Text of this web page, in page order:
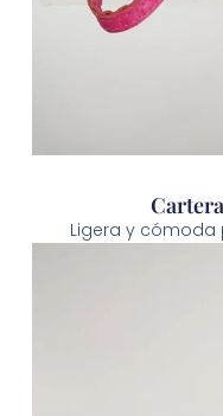
Ligera y cómoda